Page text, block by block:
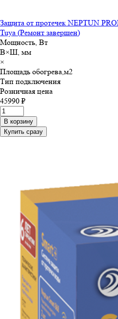
Защита от протечек NEPTUN
Tuya (Ремонт завершен)
Мощность, Вт
В×Ш, мм
×
Площадь обогрева,м2
Тип подключения
Розничная цена
45990 ₽
В корзину
Купить сразу